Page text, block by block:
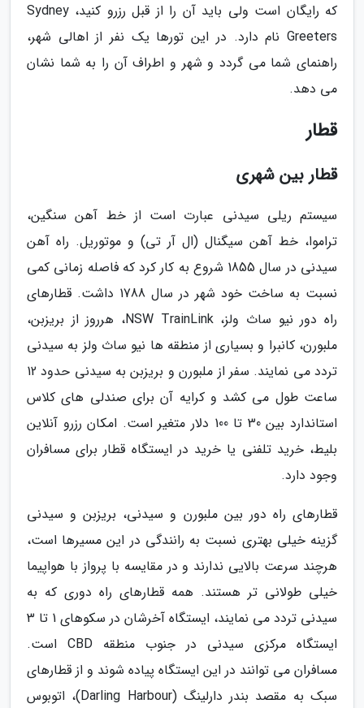
که رایگان است ولی باید آن را از قبل رزرو کنید، Sydney
Greeters نام دارد. در این تورها یک نفر از اهالی شهر،
راهنمای شما می گردد و شهر و اطراف آن را به شما نشان
می دهد.
قطار
قطار بین شهری
سیستم ریلی سیدنی عبارت است از خط آهن سنگین،
تراموا، خط آهن سیگنال (ال آر تی) و موتوریل. راه آهن
سیدنی در سال 1855 شروع به کار کرد که فاصله زمانی کمی
نسبت به ساخت خود شهر در سال 1788 داشت. قطارهای
راه دور نیو ساث ولز، NSW TrainLink، هرروز از بریزبن،
ملبورن، کانبرا و بسیاری از منطقه ها نیو ساث ولز به سیدنی
تردد می نمایند. سفر از ملبورن و بریزبن به سیدنی حدود 12
ساعت طول می کشد و کرایه آن برای صندلی های کلاس
استاندارد بین 30 تا 100 دلار متغیر است. امکان رزرو آنلاین
بلیط، خرید تلفنی یا خرید در ایستگاه قطار برای مسافران
وجود دارد.
قطارهای راه دور بین ملبورن و سیدنی، بریزبن و سیدنی
گزینه خیلی بهتری نسبت به رانندگی در این مسیرها است،
هرچند سرعت بالایی ندارند و در مقایسه با پرواز با هواپیما
خیلی طولانی تر هستند. همه قطارهای راه دوری که به
سیدنی تردد می نمایند، ایستگاه آخرشان در سکوهای 1 تا 3
ایستگاه مرکزی سیدنی در جنوب منطقه CBD است.
مسافران می توانند در این ایستگاه پیاده شوند و از قطارهای
سبک به مقصد بندر دارلینگ (Darling Harbour)، اتوبوس